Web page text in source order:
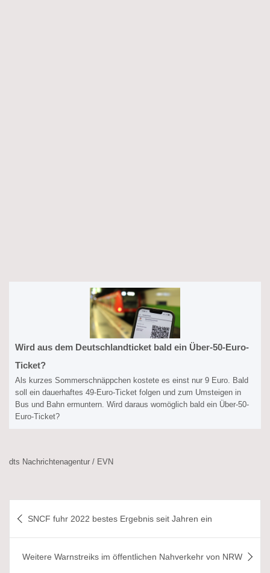
Wird aus dem Deutschlandticket bald ein Über-50-Euro-
Ticket?
Als kurzes Sommerschnäppchen kostete es einst nur 9 Euro. Bald
soll ein dauerhaftes 49-Euro-Ticket folgen und zum Umsteigen in
Bus und Bahn ermuntern. Wird daraus womöglich bald ein Über-50-
Euro-Ticket?
dts Nachrichtenagentur / EVN
SNCF fuhr 2022 bestes Ergebnis seit Jahren ein
Weitere Warnstreiks im öffentlichen Nahverkehr von NRW